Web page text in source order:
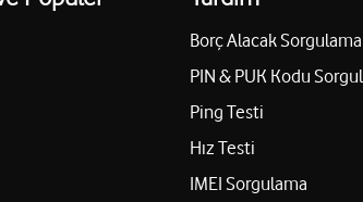
Borç Alacak Sorgulama
PIN & PUK Kodu
Ping Testi
Hız Testi
IMEI Sorgulama